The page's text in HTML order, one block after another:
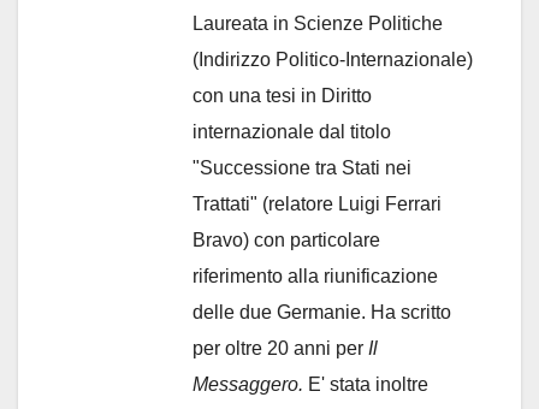
Laureata in Scienze Politiche
(Indirizzo Politico-Internazionale)
con una tesi in Diritto
internazionale dal titolo
"Successione tra Stati nei
Trattati" (relatore Luigi Ferrari
Bravo) con particolare
riferimento alla riunificazione
delle due Germanie. Ha scritto
per oltre 20 anni per Il
Messaggero. E' stata inoltre